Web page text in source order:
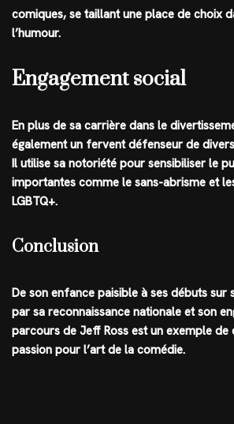
comiques, se taillant une place de choix
l’humour.
Engagement social
En plus de sa carrière dans le
également un fervent défenseur de
Il utilise sa notoriété pour sensibiliser le
importantes comme le sans-abrisme et
LGBTQ+.
Conclusion
De son enfance paisible à ses débuts sur
par sa reconnaissance nationale et son
parcours de Jeff Ross est un exemple
passion pour l’art de la comédie.